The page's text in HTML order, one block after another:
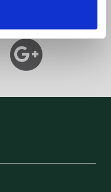
andre: